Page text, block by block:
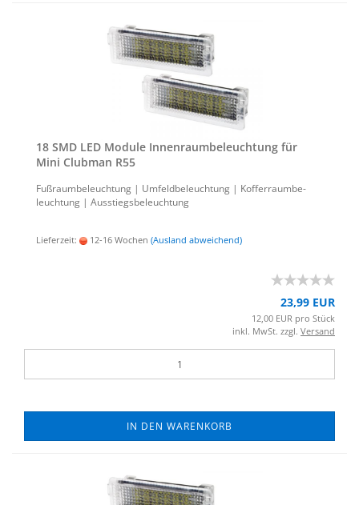
18 SMD LED Mo­du­le In­nen­raum­be­leuch­tung für
Mini Club­man R55
Fuß­raum­be­leuch­tung | Um­feld­be­leuch­tung | Kof­fer­raum­be­
leuch­tung | Aus­stiegs­be­leuch­tung
Lieferzeit: 12-16 Wochen (Ausland abweichend)
23,99 EUR
12,00 EUR pro Stück
inkl. MwSt. zzgl. Versand
IN DEN WARENKORB